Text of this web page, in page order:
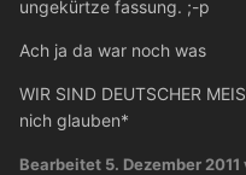
ungekürtze fassung. ;-p
Ach ja da war noch was
WIR SIND DEUTSCHER
nich glauben*
Bearbeitet 5. Dezember 2011